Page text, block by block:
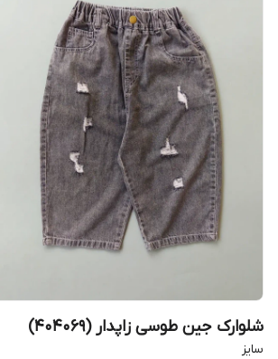
شلوارک جین طوسی زاپدار (404069)
سایز